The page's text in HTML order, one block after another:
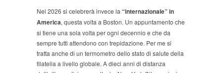
Nel 2026 si celebrerà invece la “internazionale” in
America, questa volta a Boston. Un appuntamento che
si tiene una sola volta per ogni decennio e che da
sempre tutti attendono con trepidazione. Per me si
tratta anche di un termometro dello stato di salute della
filatelia a livello globale. A dieci anni di distanza